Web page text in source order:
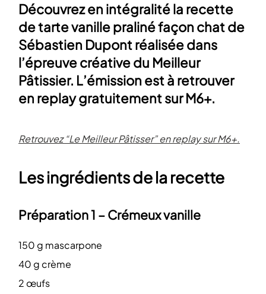
Découvrez en intégralité la recette
de tarte vanille praliné façon chat de
Sébastien Dupont réalisée dans
l’épreuve créative du Meilleur
Pâtissier. L’émission est à retrouver
en replay gratuitement sur M6+.
Retrouvez “Le Meilleur Pâtisser” en replay sur M6+.
Les ingrédients de la recette
Préparation 1 – Crémeux vanille
150 g mascarpone
40 g crème
2 œufs